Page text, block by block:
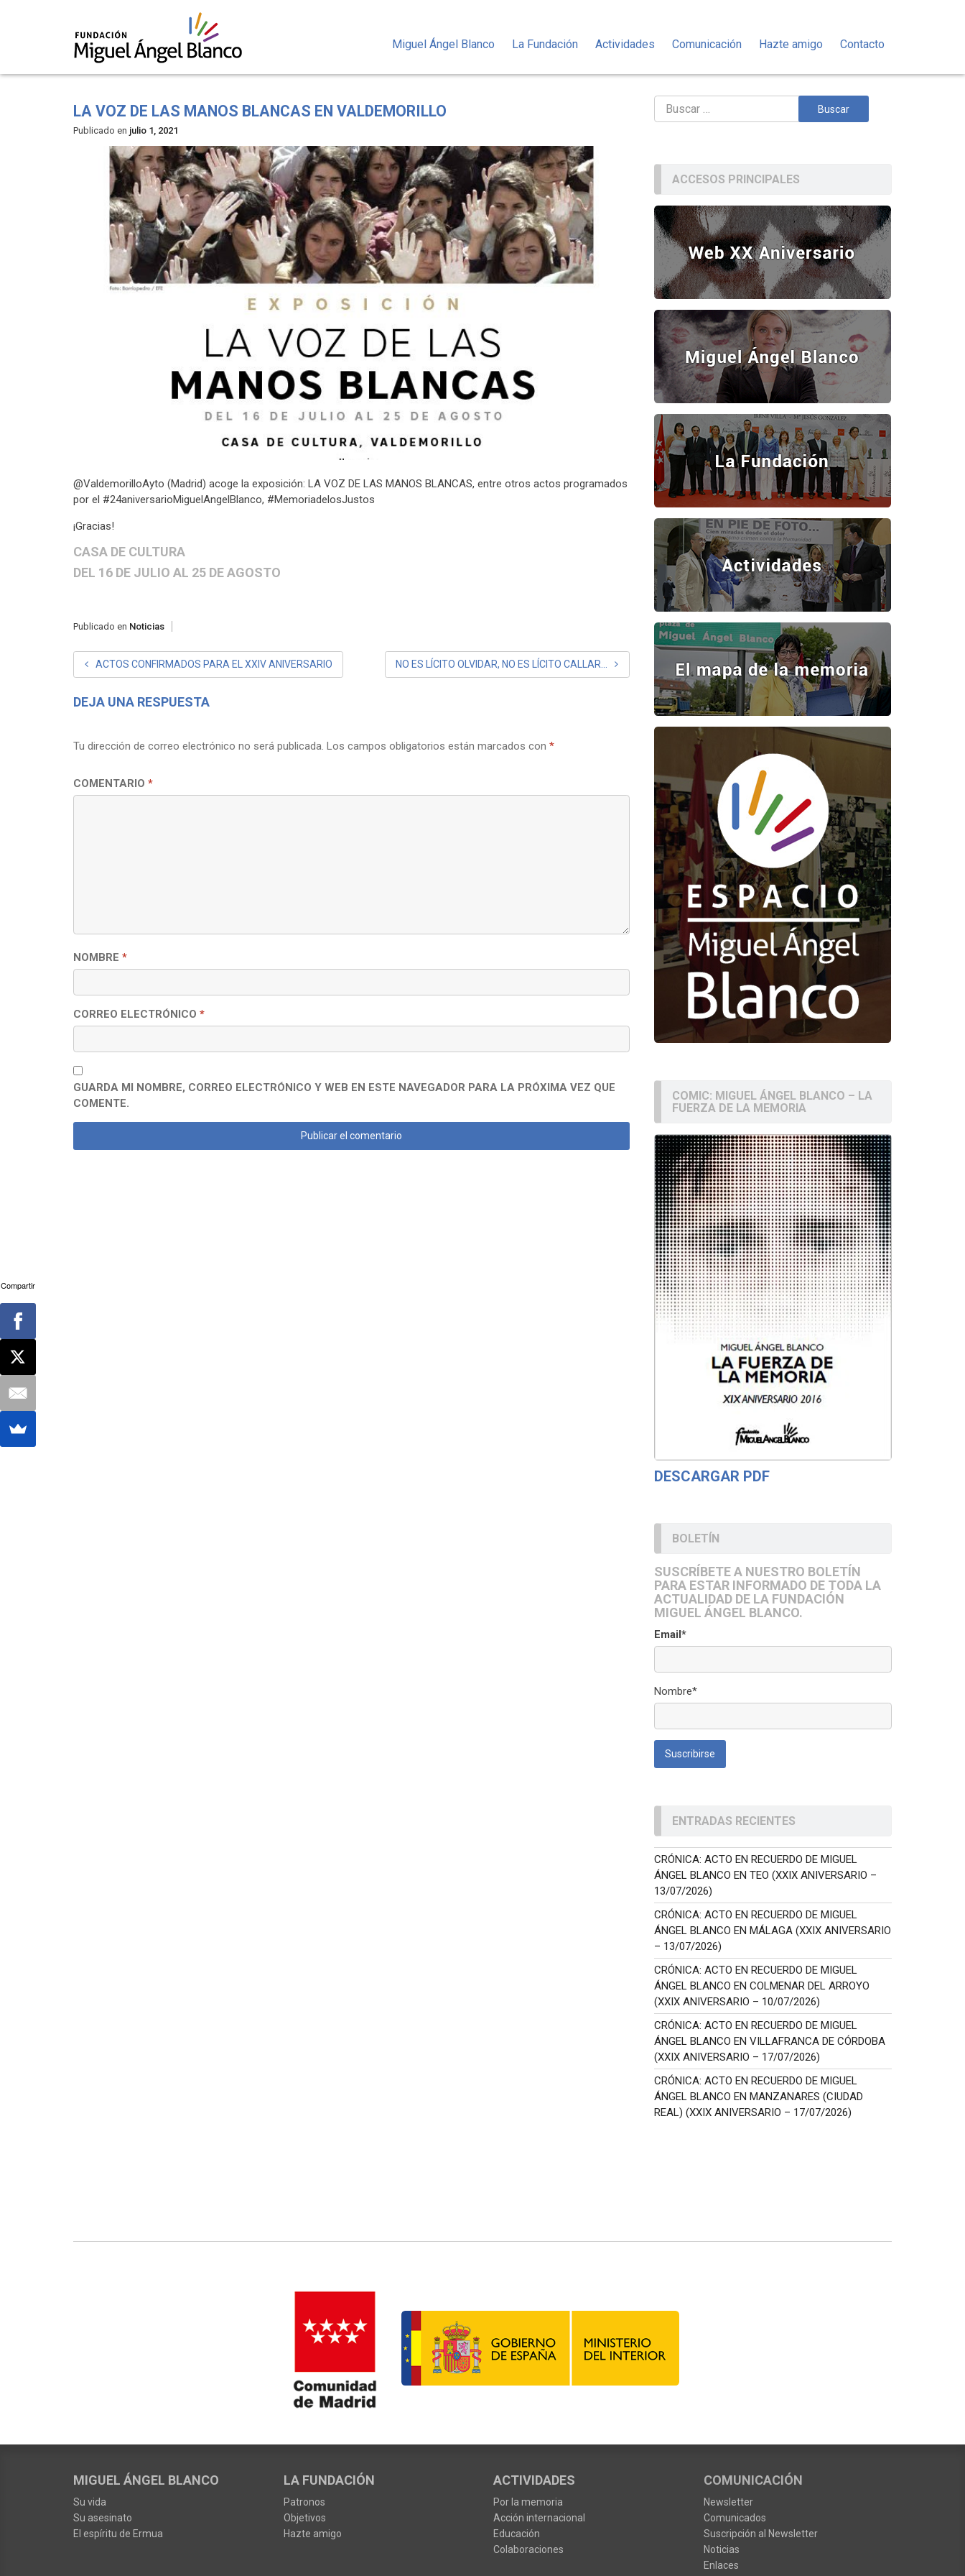
Miguel Ángel Blanco La Fundación Actividades Comunicación Hazte amigo Contacto
LA VOZ DE LAS MANOS BLANCAS EN VALDEMORILLO
Publicado en julio 1, 2021
@ValdemorilloAyto (Madrid) acoge la exposición: LA VOZ DE LAS MANOS BLANCAS, entre otros actos programados
por el #24aniversarioMiguelAngelBlanco, #MemoriadelosJustos
¡Gracias!
CASA DE CULTURA
DEL 16 DE JULIO AL 25 DE AGOSTO
Publicado en Noticias
NAVEGACIÓN
ENTRADAS
ACTOS CONFIRMADOS PARA EL XXIV ANIVERSARIO NO ES LÍCITO OLVIDAR, NO ES LÍCITO CALLAR…
DEJA UNA RESPUESTA
Tu dirección de correo electrónico no será publicada. Los campos obligatorios están marcados con *
COMENTARIO *
NOMBRE *
CORREO ELECTRÓNICO *
GUARDA MI NOMBRE, CORREO ELECTRÓNICO Y WEB EN ESTE NAVEGADOR PARA LA PRÓXIMA VEZ QUE
COMENTE.
Buscar:
ACCESOS PRINCIPALES
COMIC: MIGUEL ÁNGEL BLANCO – LA
FUERZA DE LA MEMORIA
DESCARGAR PDF
BOLETÍN
SUSCRÍBETE A NUESTRO BOLETÍN
PARA ESTAR INFORMADO DE TODA LA
ACTUALIDAD DE LA FUNDACIÓN
MIGUEL ÁNGEL BLANCO.
Email*
Nombre*
ENTRADAS RECIENTES
CRÓNICA: ACTO EN RECUERDO DE MIGUEL
ÁNGEL BLANCO EN TEO (XXIX ANIVERSARIO –
13/07/2026)
CRÓNICA: ACTO EN RECUERDO DE MIGUEL
ÁNGEL BLANCO EN MÁLAGA (XXIX ANIVERSARIO
– 13/07/2026)
CRÓNICA: ACTO EN RECUERDO DE MIGUEL
ÁNGEL BLANCO EN COLMENAR DEL ARROYO
(XXIX ANIVERSARIO – 10/07/2026)
CRÓNICA: ACTO EN RECUERDO DE MIGUEL
ÁNGEL BLANCO EN VILLAFRANCA DE CÓRDOBA
(XXIX ANIVERSARIO – 17/07/2026)
CRÓNICA: ACTO EN RECUERDO DE MIGUEL
ÁNGEL BLANCO EN MANZANARES (CIUDAD
REAL) (XXIX ANIVERSARIO – 17/07/2026)
MIGUEL ÁNGEL BLANCO
Su vida
Su asesinato
El espíritu de Ermua
LA FUNDACIÓN
Patronos
Objetivos
Hazte amigo
ACTIVIDADES
Por la memoria
Acción internacional
Educación
Colaboraciones
COMUNICACIÓN
Newsletter
Comunicados
Suscripción al Newsletter
Noticias
Enlaces
Compartir